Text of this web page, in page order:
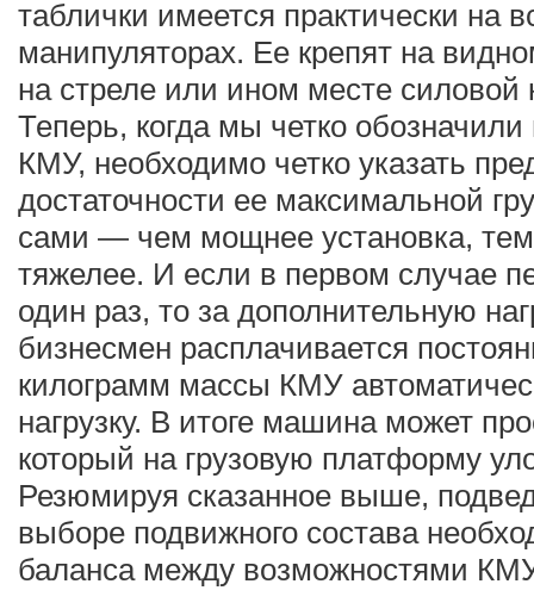
таблички имеется практически на
манипуляторах. Ее крепят на
на стреле или ином месте силовой
Теперь, когда мы четко
КМУ, необходимо четко указать
достаточности ее максимальной
сами — чем мощнее установка,
тяжелее. И если в первом случае
один раз, то за дополнительную
бизнесмен расплачивается
килограмм массы КМУ
нагрузку. В итоге машина может
который на грузовую платформу
Резюмируя сказанное выше,
выборе подвижного состава
баланса между возможностями